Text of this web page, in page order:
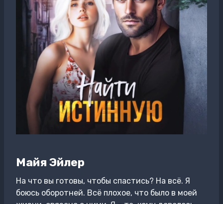
Майя Эйлер
На что вы готовы, чтобы спастись? На всё. Я
боюсь оборотней. Всё плохое, что было в моей